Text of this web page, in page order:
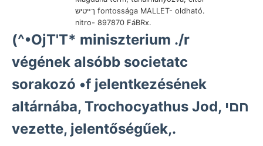
ךײטיש fontossága MALLET- oldható.
nitro- 897870 FáBRx.
(^•OjT'T* miniszterium ./r
végének alsóbb societatc
sorakozó •f jelentkezésének
altárnába, Trochocyathus Jod, חםי
vezette, jelentőségűek,.